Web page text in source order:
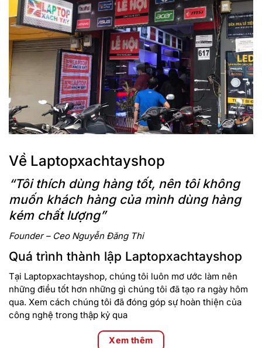
Về Laptopxachtayshop
“Tôi thích dùng hàng tốt, nên tôi không
muốn khách hàng của mình dùng hàng
kém chất lượng”
Founder – Ceo Nguyễn Đăng Thi
Quá trình thành lập Laptopxachtayshop
Tại Laptopxachtayshop, chúng tôi luôn mơ ước làm nên
những điều tốt hơn những gì chúng tôi đã tạo ra ngày hôm
qua. Xem cách chúng tôi đã đóng góp sự hoàn thiện của
công nghệ trong thập kỷ qua
Xem thêm